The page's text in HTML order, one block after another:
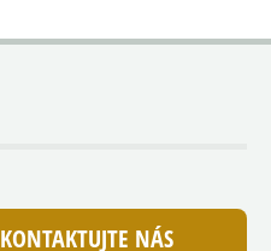
KONTAKTUJTE NÁS